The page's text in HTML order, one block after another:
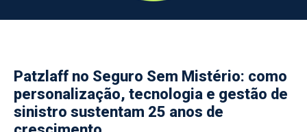
Patzlaff no Seguro Sem Mistério: como
personalização, tecnologia e gestão de
sinistro sustentam 25 anos de